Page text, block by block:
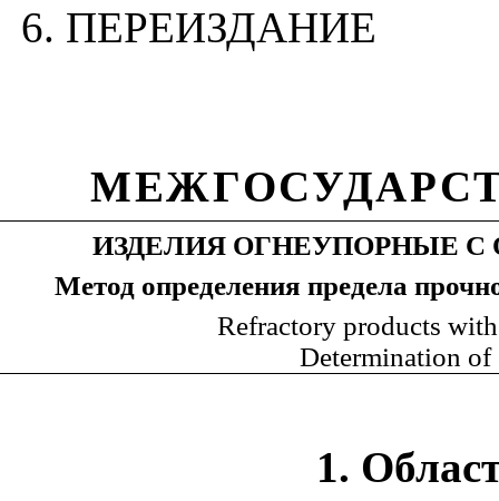
6. ПЕРЕИЗДАНИЕ
ИЗДЕЛИЯ ОГНЕУПОРНЫЕ
Метод определения предела
Refractory products
Determination of
1.